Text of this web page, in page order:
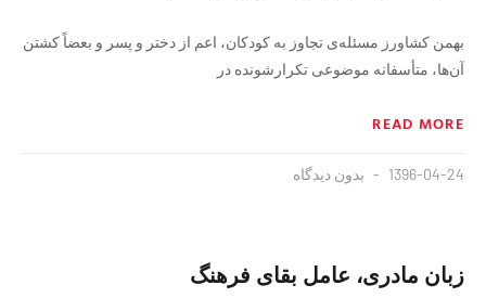
بهمن کشاورز مسئله‌ی تجاوز به کودکان، اعم از دختر و پسر و بعضاً کشتن
آن‌ها، متأسفانه موضوعی تکرارشونده در
READ MORE
1396-04-24 بدون دیدگاه
زبان مادری، عامل بقای فرهنگ